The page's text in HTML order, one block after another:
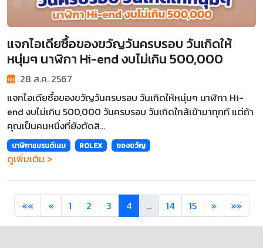
แจกไอเดียซื้อของขวัญวันครบรอบ วันเกิดให้
หนุ่มๆ นาฬิกา Hi-end งบไม่เกิน 500,000
28 ส.ค. 2567
แจกไอเดียซื้อของขวัญวันครบรอบ วันเกิดให้หนุ่มๆ นาฬิกา Hi-
end งบไม่เกิน 500,000 วันครบรอบ วันเกิดใกล้เข้ามาทุกที แต่ถ้า
คุณเป็นคนหนึ่งที่ยังตัดสิ...
นาฬิกาแบรนด์เนม ROLEX ของขวัญ
ดูเพิ่มเติม >
«« « 1 2 3 4 ... 14 15 » »»